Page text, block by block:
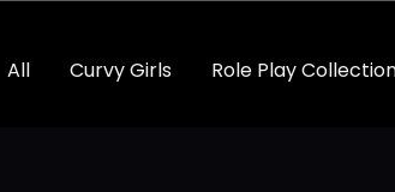
All Curvy Girls Role Play